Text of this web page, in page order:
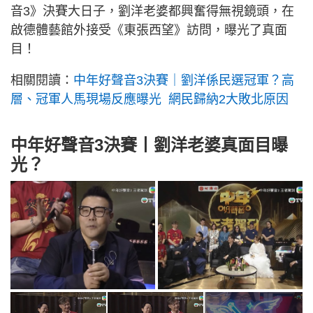
音3》決賽大日子，劉洋老婆都興奮得無視鏡頭，在
啟德體藝館外接受《東張西望》訪問，曝光了真面
目！
相關閱讀： 中年好聲音3決賽｜劉洋係民選冠軍？高
層、冠軍人馬現場反應曝光 網民歸納2大敗北原因
中年好聲音3決賽丨劉洋老婆真面目曝
光？